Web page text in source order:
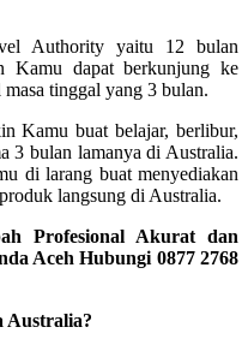
Authority yaitu 12 bulan
Kamu dapat berkunjung ke
tinggal yang 3 bulan.
Kamu buat belajar, berlibur,
3 bulan lamanya di Australia.
di larang buat menyediakan
langsung di Australia.
Profesional Akurat dan
Aceh Hubungi 0877 2768
Australia?